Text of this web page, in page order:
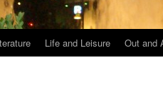
Life and Leisure Out and